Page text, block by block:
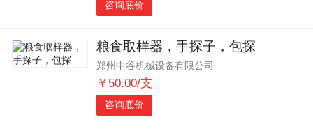
咨询底价
粮食取样器，手探子，包探
郑州中谷机械设备有限公司
￥50.00/支
咨询底价